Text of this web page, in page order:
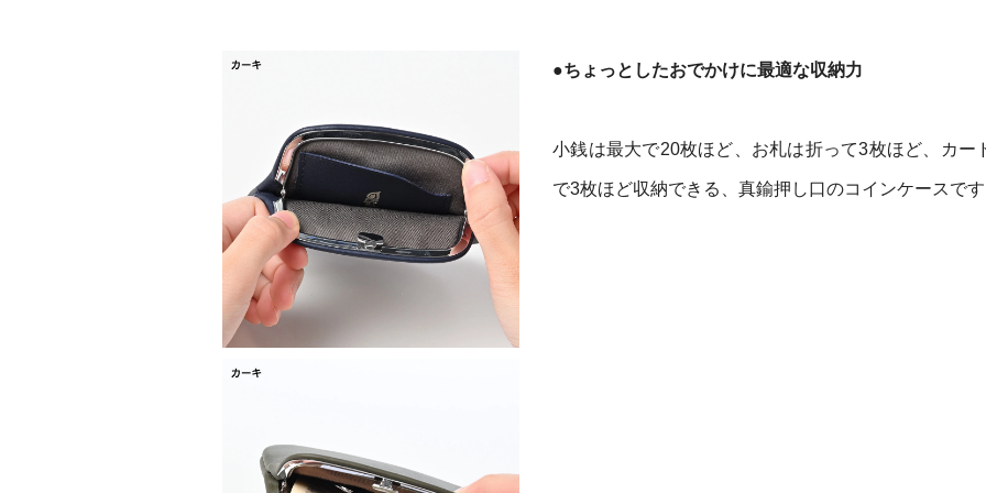
●ちょっとしたおでかけに最適な収納力
小銭は最大で20枚ほど、お札は折って3枚ほど、カー
で3枚ほど収納できる、真鍮押し口のコインケースです